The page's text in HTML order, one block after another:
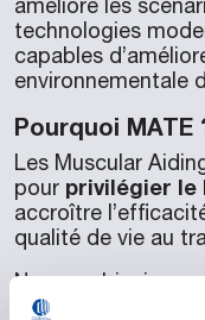
amélioré les
technologies
capables
environnementale
Pourquoi MATE
Les Muscular
pour privilégier le
accroître
qualité de vie au
Nos combinaisons
fournissent une